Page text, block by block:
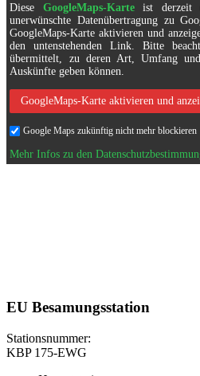
Diese GoogleMaps-Karteist derzeit
unerwünschte Datenübertragung zu
GoogleMaps-Karte aktivieren und
den untenstehenden Link. Bitte
übermittelt, zu deren Art, Umfang
Auskünfte geben können.
GoogleMaps-Karte aktivieren und
Google Maps zukünftig nicht mehr blockieren
Mehr Infos zu den
EU Besamungsstation
Stationsnummer:
KBP 175-EWG